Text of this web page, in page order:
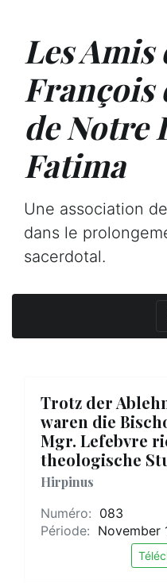
Les Amis
François
de Notre
Fatima
Une association
dans le
sacerdotal.
Trotz der
waren die
Mgr. Lefebvre
theologische
Hirpinus
Numéro: 083
Période: November